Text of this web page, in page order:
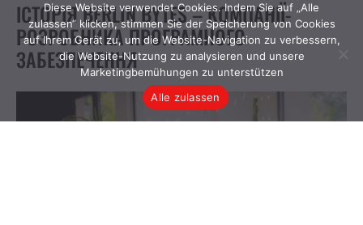
Diese Website verwendet Cookies. Indem Sie auf „Alle
zulassen“ klicken, stimmen Sie der Speicherung von Cookies
auf Ihrem Gerät zu, um die Website-Navigation zu verbessern,
die Website-Nutzung zu analysieren und unsere
Marketingbemühungen zu unterstützen
Alle zulassen